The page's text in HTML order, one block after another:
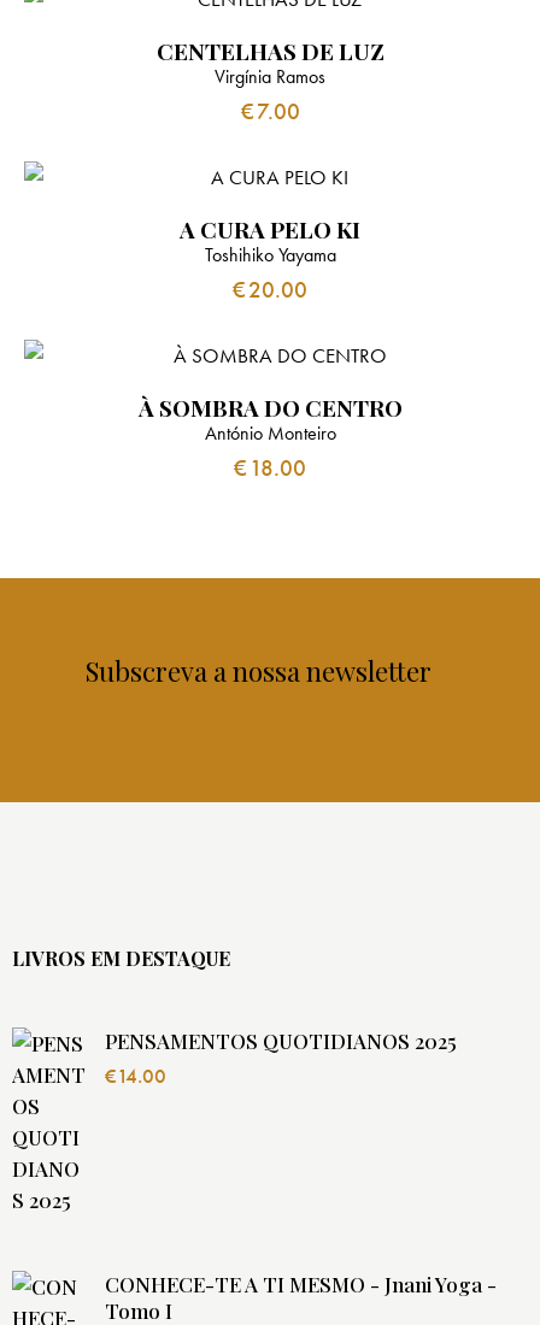
CENTELHAS DE LUZ
Virgínia Ramos
€7.00
A CURA PELO KI
Toshihiko Yayama
€20.00
À SOMBRA DO CENTRO
António Monteiro
€18.00
Subscreva a nossa newsletter
LIVROS EM DESTAQUE
PENSAMENTOS QUOTIDIANOS 2025
€14.00
CONHECE-TE A TI MESMO - Jnani Yoga -
Tomo I